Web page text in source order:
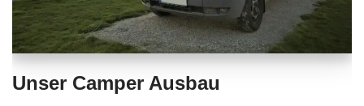
Unser Camper Ausbau